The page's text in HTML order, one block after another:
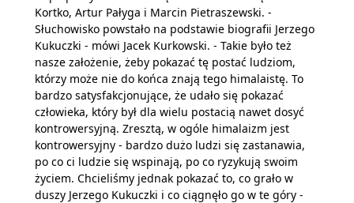
Kortko, Artur Pałyga i Marcin Pietraszewski. -
Słuchowisko powstało na podstawie biografii Jerzego
Kukuczki - mówi Jacek Kurkowski. - Takie było też
nasze założenie, żeby pokazać tę postać ludziom,
którzy może nie do końca znają tego himalaistę. To
bardzo satysfakcjonujące, że udało się pokazać
człowieka, który był dla wielu postacią nawet dosyć
kontrowersyjną. Zresztą, w ogóle himalaizm jest
kontrowersyjny - bardzo dużo ludzi się zastanawia,
po co ci ludzie się wspinają, po co ryzykują swoim
życiem. Chcieliśmy jednak pokazać to, co grało w
duszy Jerzego Kukuczki i co ciągnęło go w te góry -